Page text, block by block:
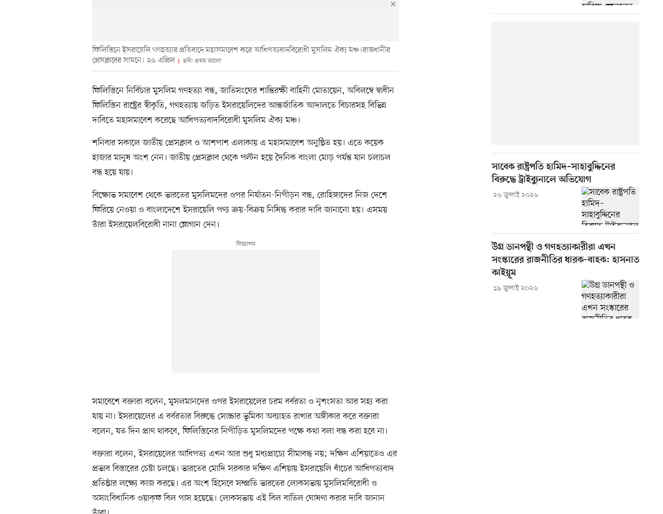
ফিলিস্তিনে ইসরায়েলি গণহত্যার প্রতিবাদে মহাসমাবেশ করে আধিপত্যবাদবিরোধী মুসলিম ঐক্য মঞ্চ।রাজধানীর
প্রেসক্লাবের সামনে। ২৬ এপ্রিল
ছবি: প্রথম আলো
ফিলিস্তিনে নির্বিচার মুসলিম গণহত্যা বন্ধ, জাতিসংঘের শান্তিরক্ষী বাহিনী মোতায়েন, অবিলম্বে স্বাধীন
ফিলিস্তিন রাষ্ট্রের স্বীকৃতি, গণহত্যায় জড়িত ইসরায়েলিদের আন্তর্জাতিক আদালতে বিচারসহ বিভিন্ন
দাবিতে মহাসমাবেশ করেছে আধিপত্যবাদবিরোধী মুসলিম ঐক্য মঞ্চ।
শনিবার সকালে জাতীয় প্রেসক্লাব ও আশপাশ এলাকায় এ মহাসমাবেশ অনুষ্ঠিত হয়। এতে কয়েক
হাজার মানুষ অংশ নেন। জাতীয় প্রেসক্লাব থেকে পল্টন হয়ে দৈনিক বাংলা মোড় পর্যন্ত যান চলাচল
বন্ধ হয়ে যায়।
বিক্ষোভ সমাবেশ থেকে ভারতের মুসলিমদের ওপর নির্যাতন-নিপীড়ন বন্ধ, রোহিঙ্গাদের নিজ দেশে
ফিরিয়ে নেওয়া ও বাংলাদেশে ইসরায়েলি পণ্য ক্রয়-বিক্রয় নিষিদ্ধ করার দাবি জানানো হয়। এসময়
তাঁরা ইসরায়েলবিরোধী নানা ম্লোগান দেন।
সমাবেশে বক্তারা বলেন, মুসলমানদের ওপর ইসরায়েলের চরম বর্বরতা ও নৃশংসতা আর সহ্য করা
যায় না। ইসরায়েলের এ বর্বরতার বিরুদ্ধে সোচ্চার ভূমিকা অব্যাহত রাখার অঙ্গীকার করে বক্তারা
বলেন, যত দিন প্রাণ থাকবে, ফিলিস্তিনের নিপীড়িত মুসলিমদের পক্ষে কথা বলা বন্ধ করা হবে না।
বক্তারা বলেন, ইসরায়েলের আধিপত্য এখন আর শুধু মধ্যপ্রাচ্যে সীমাবদ্ধ নয়; দক্ষিণ এশিয়াতেও এর
প্রভাব বিস্তারের চেষ্টা চলছে। ভারতের মোদি সরকার দক্ষিণ এশিয়ায় ইসরায়েলি ধাঁচের আধিপত্যবাদ
প্রতিষ্ঠার লক্ষ্যে কাজ করছে। এর অংশ হিসেবে সম্প্রতি ভারতের লোকসভায় মুসলিমবিরোধী ও
অসাংবিধানিক ওয়াক্‌ফ বিল পাস হয়েছে। লোকসভায় এই বিল বাতিল ঘোষণা করার দাবি জানান
সাবেক রাষ্ট্রপতি হামিদ–সাহাবুদ্দিনের
বিরুদ্ধে ট্রাইব্যুনালে অভিযোগ
২৬ জুলাই ২০২৬
উগ্র ডানপন্থী ও গণহত্যাকারীরা এখন
সংস্কারের রাজনীতির ধারক-বাহক: হাসনাত
কাইয়ূম
১৯ জুলাই ২০২৬